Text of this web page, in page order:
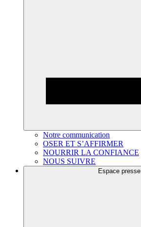
Notre communication
OSER ET S’AFFIRMER
NOURRIR LA CONFIANCE
NOUS SUIVRE
Espace presse